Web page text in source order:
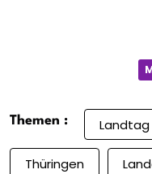
Themen : Landtag
Thüringen